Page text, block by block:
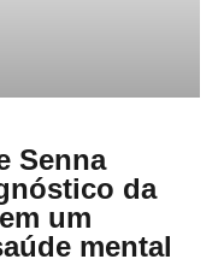
Senna
da
um
mental